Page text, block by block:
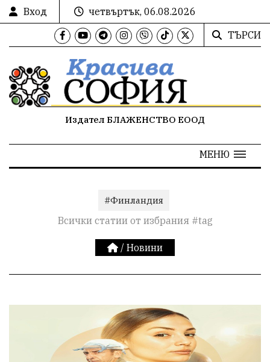
Вход
четвъртък, 06.08.2026
ТЪРСИ
Издател БЛАЖЕНСТВО ЕООД
МЕНЮ
#Финландия
Всички статии от избрания #tag
/ Новини